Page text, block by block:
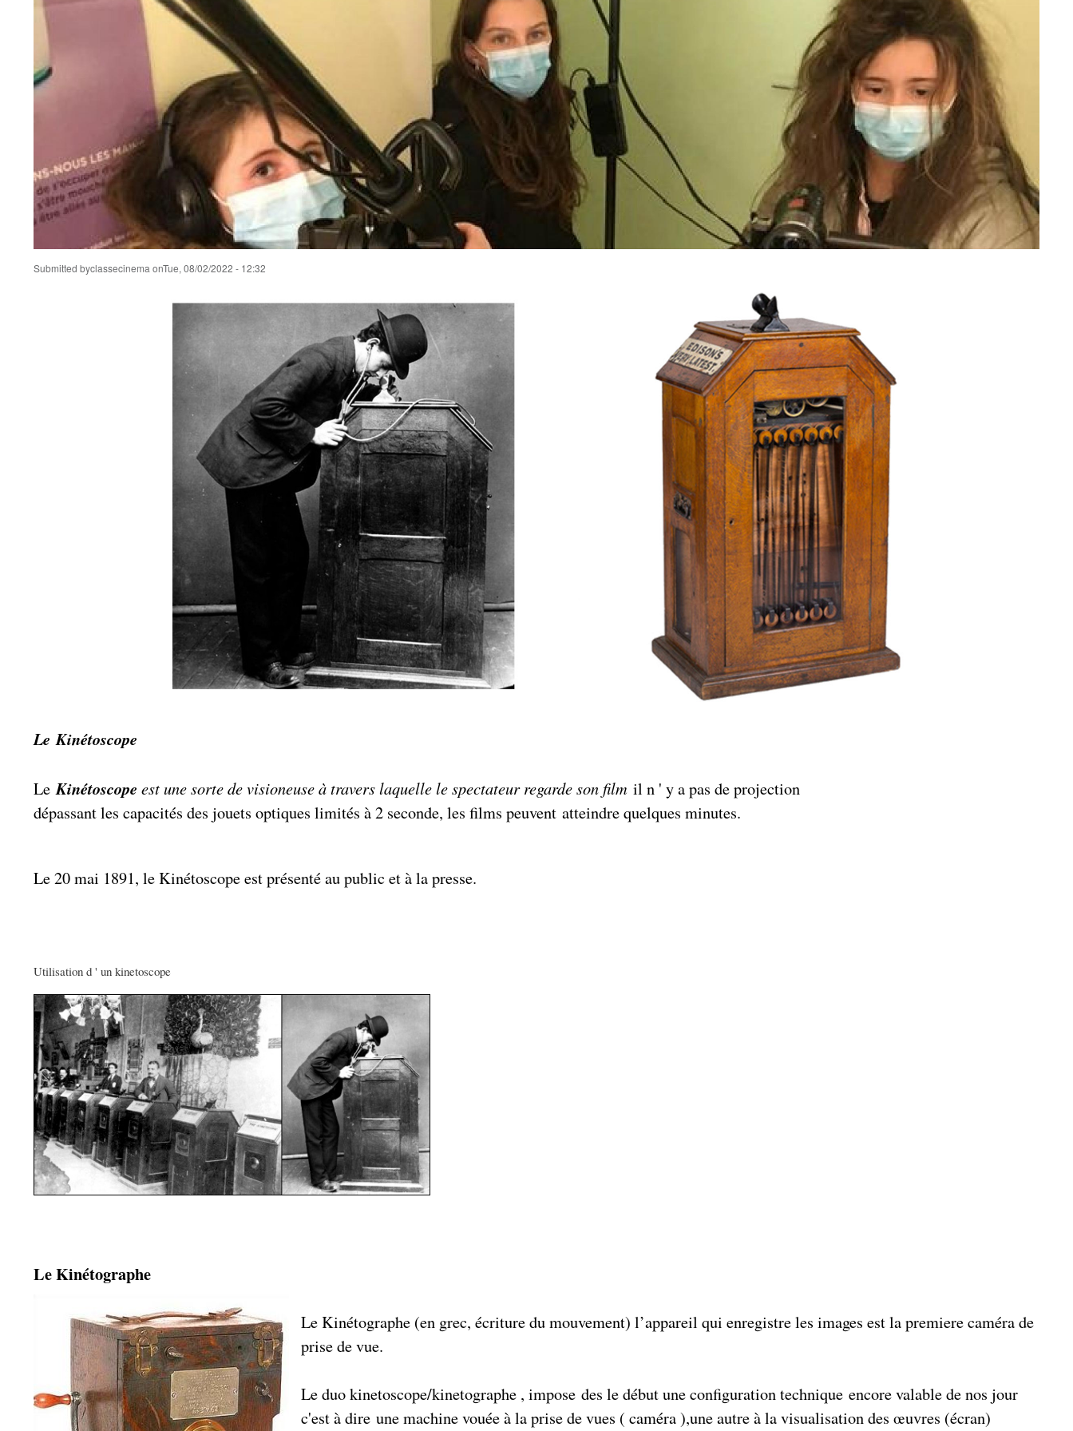
Submitted byclassecinema onTue, 08/02/2022 - 12:32
Le Kinétoscope
LeKinétoscope est une sorte de visioneuse à travers laquelle le spectateur regarde son film il n ' y a pas de projection
dépassant les capacités des jouets optiques limités à 2 seconde, les films peuvent atteindre quelques minutes.
Le 20 mai 1891, le Kinétoscope est présenté au public et à la presse.
Utilisation d ' un kinetoscope
Le Kinétographe
Le Kinétographe (en grec, écriture du mouvement) l’appareil qui enregistre les images est la premiere caméra de
prise de vue.
Le duo kinetoscope/kinetographe , impose des le début une configuration technique encore valable de nos jour
c'est à dire une machine vouée à la prise de vues ( caméra ),une autre à la visualisation des œuvres (écran)